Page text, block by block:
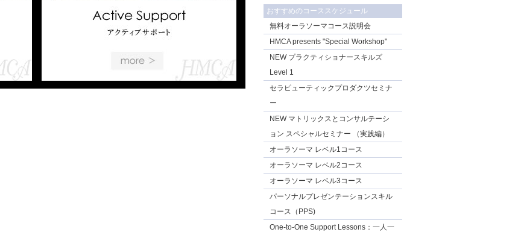
おすすめのコーススケジュール
無料オーラソーマコース説明会
HMCA presents "Special Workshop"
NEW プラクティショナースキルズ
Level 1
セラピューティックプロダクツセミナ
ー
NEW マトリックスとコンサルテーシ
ョン スペシャルセミナー （実践編）
オーラソーマ レベル1コース
オーラソーマ レベル2コース
オーラソーマ レベル3コース
パーソナルプレゼンテーションスキル
コース（PPS)
One-to-One Support Lessons：一人一